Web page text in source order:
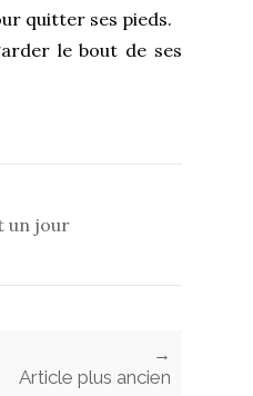
quitter ses pieds.
le bout de ses
un jour
→
Article plus ancien